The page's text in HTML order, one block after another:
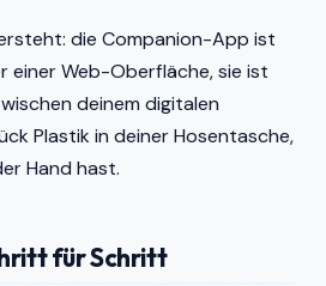
die Companion-App ist
einer Web-Oberfläche, sie ist
deinem digitalen
Plastik in deiner Hosentasche,
Hand hast.
für Schritt